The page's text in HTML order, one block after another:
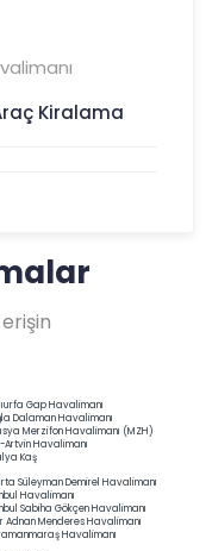
Kiralama
Gap Havalimanı
Dalaman Havalimanı
Merzifon Havalimanı (MZH)
Artvin Havalimanı
Kaş
Süleyman Demirel Havalimanı
Havalimanı
Sabiha Gökçen Havalimanı
Adnan Menderes Havalimanı
Havalimanı